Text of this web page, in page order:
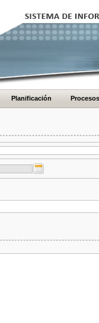
Planificación Procesos